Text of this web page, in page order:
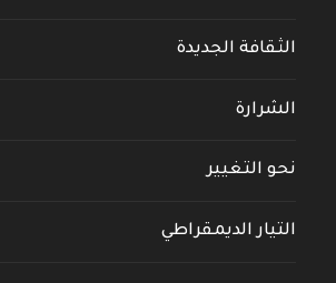
الثقافة الجديدة
الشرارة
نحو التغيير
التيار الديمقراطي